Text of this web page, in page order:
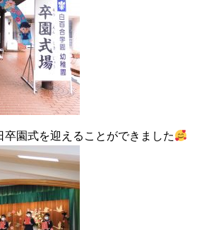
園式を迎えることができました